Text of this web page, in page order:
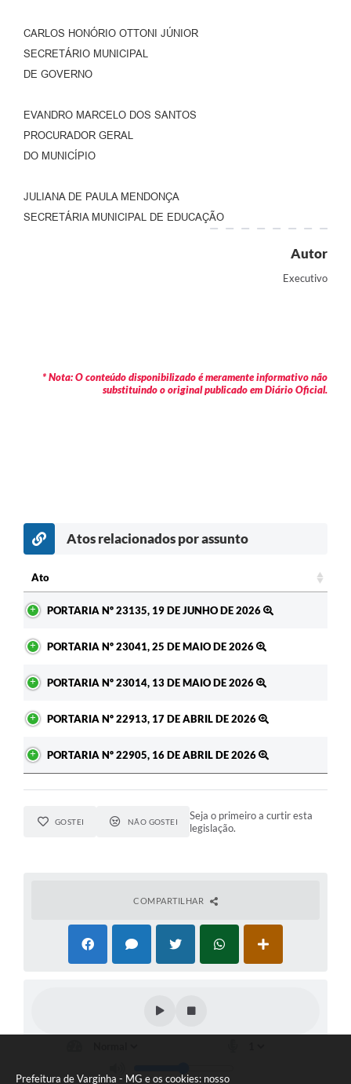
Prefeitura de Varginha - MG e os cookies: nosso
CARLOS HONÓRIO OTTONI JÚNIOR
SECRETÁRIO MUNICIPAL
DE GOVERNO
EVANDRO MARCELO DOS SANTOS
PROCURADOR GERAL
DO MUNICÍPIO
JULIANA DE PAULA MENDONÇA
SECRETÁRIA MUNICIPAL DE EDUCAÇÃO
Autor
Executivo
* Nota: O conteúdo disponibilizado é meramente informativo não
substituindo o original publicado em Diário Oficial.
Atos relacionados por assunto
Ato
PORTARIA Nº 23135, 19 DE JUNHO DE 2026
PORTARIA Nº 23041, 25 DE MAIO DE 2026
PORTARIA Nº 23014, 13 DE MAIO DE 2026
PORTARIA Nº 22913, 17 DE ABRIL DE 2026
PORTARIA Nº 22905, 16 DE ABRIL DE 2026
GOSTEI NÃO GOSTEI
Seja o primeiro a curtir esta
legislação.
COMPARTILHAR